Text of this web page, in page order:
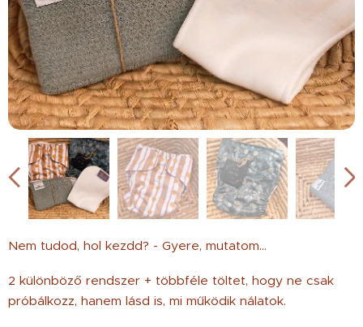
Nem tudod, hol kezdd? - Gyere, mutatom...
2 különböző rendszer + többféle töltet, hogy ne csak
próbálkozz, hanem lásd is, mi működik nálatok.